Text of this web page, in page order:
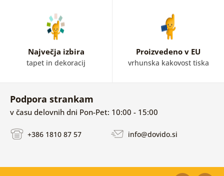
Največja izbira
tapet in dekoracij
Proizvedeno v EU
vrhunska kakovost tiska
Podpora strankam
v času delovnih dni Pon-Pet: 10:00 - 15:00
+386 1810 87 57 info@dovido.si